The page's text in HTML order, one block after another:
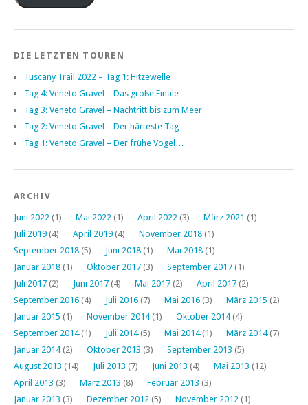
DIE LETZTEN TOUREN
Tuscany Trail 2022 – Tag 1: Hitzewelle
Tag 4: Veneto Gravel – Das große Finale
Tag 3: Veneto Gravel – Nachtritt bis zum Meer
Tag 2: Veneto Gravel – Der härteste Tag
Tag 1: Veneto Gravel – Der frühe Vogel…
ARCHIV
Juni 2022 (1) Mai 2022 (1) April 2022 (3) März 2021 (1)
Juli 2019 (4) April 2019 (4) November 2018 (1)
September 2018 (5) Juni 2018 (1) Mai 2018 (1)
Januar 2018 (1) Oktober 2017 (3) September 2017 (1)
Juli 2017 (2) Juni 2017 (4) Mai 2017 (2) April 2017 (2)
September 2016 (4) Juli 2016 (7) Mai 2016 (3) März 2015 (2)
Januar 2015 (1) November 2014(1) Oktober 2014(4)
September 2014(1) Juli 2014(5) Mai 2014(1) März 2014(7)
Januar 2014(2) Oktober 2013 (3) September 2013 (5)
August 2013 (14) Juli 2013 (7) Juni 2013 (4) Mai 2013 (12)
April 2013 (3) März 2013 (8) Februar 2013 (3)
Januar 2013 (3) Dezember 2012 (5) November 2012 (1)